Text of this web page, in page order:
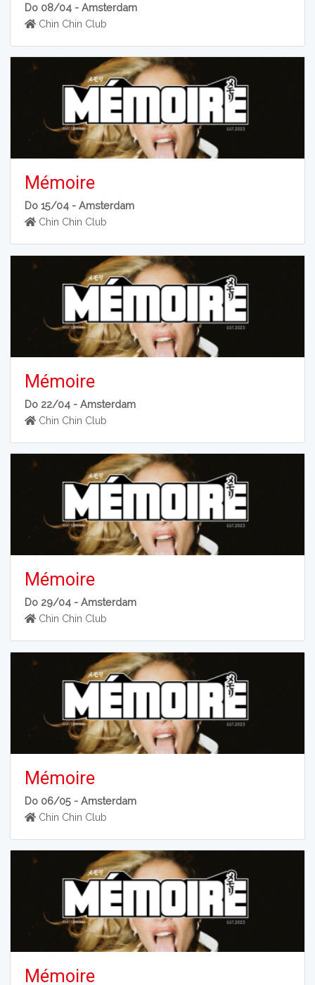
Do 08/04 -Amsterdam
Chin Chin Club
Mémoire
Do 15/04 -Amsterdam
Chin Chin Club
Mémoire
Do 22/04 -Amsterdam
Chin Chin Club
Mémoire
Do 29/04 -Amsterdam
Chin Chin Club
Mémoire
Do 06/05 -Amsterdam
Chin Chin Club
Mémoire